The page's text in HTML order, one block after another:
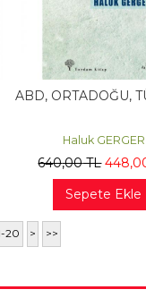
ABD, ORTADOĞU,
Haluk GERGER
640,00TL 448
Sepete Ekle
20 > >>